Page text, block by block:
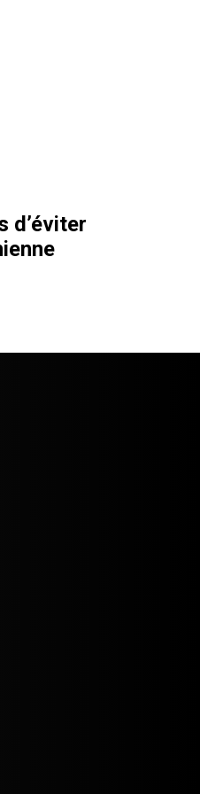
d’éviter